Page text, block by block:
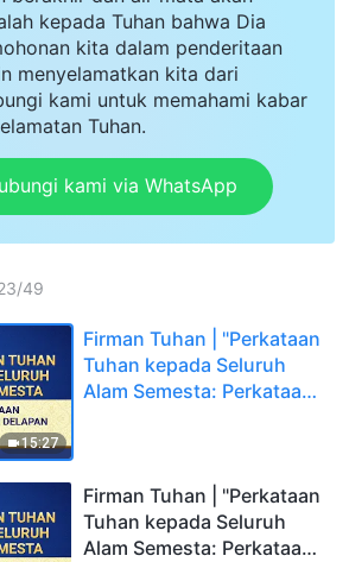
kepada Tuhan bahwa Dia
kita dalam penderitaan
menyelamatkan kita dari
kami untuk memahami kabar
Tuhan.
kami via WhatsApp
/49
15:27
Firman Tuhan | "Perkataan
Tuhan kepada Seluruh
Alam Semesta: Perkataan
Firman Tuhan | "Perkataan
Tuhan kepada Seluruh
Alam Semesta: Perkataan